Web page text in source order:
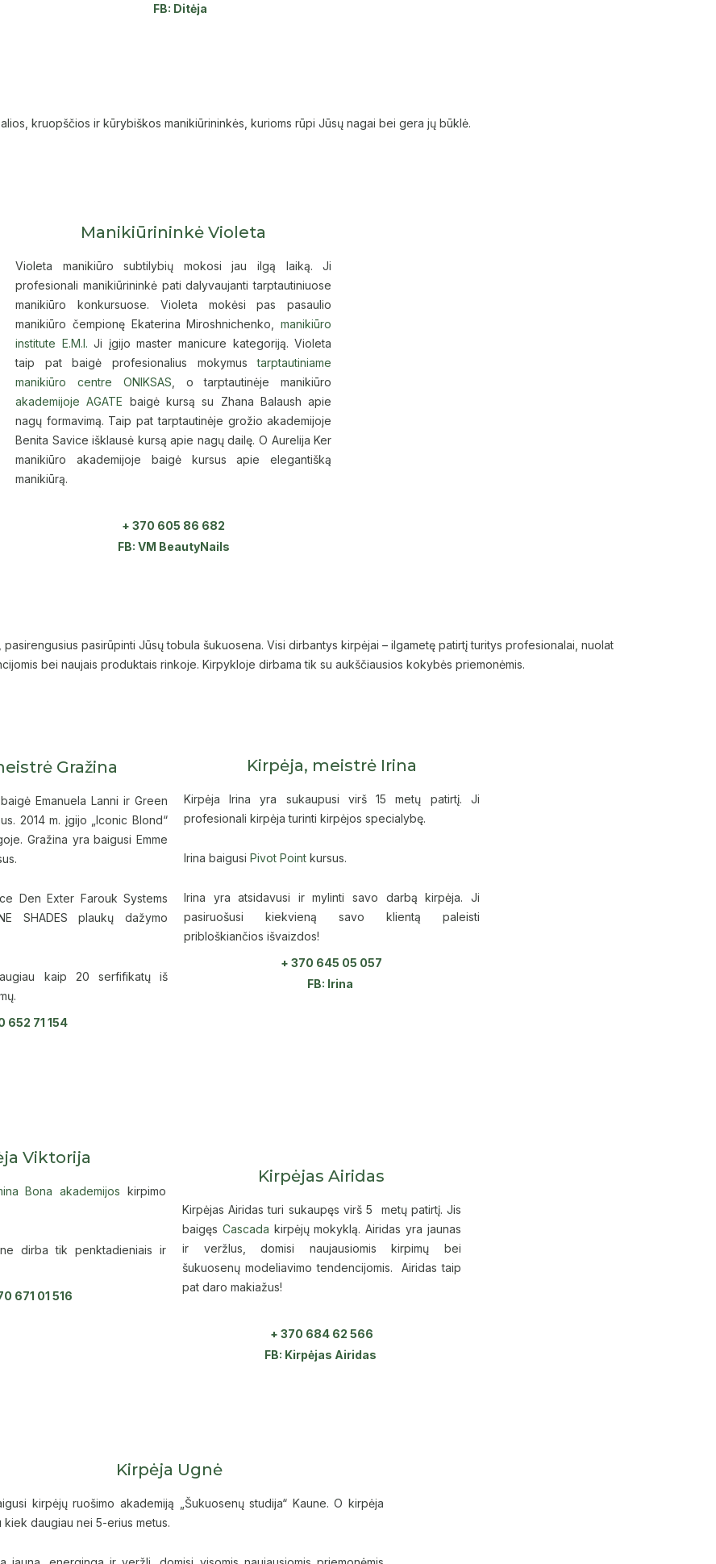
FB: Ditėja
kruopščios ir kūrybiškos manikiūrininkės, kurioms rūpi Jūsų nagai bei gera jų būklė.
Manikiūrininkė Violeta
Violeta manikiūro subtilybių mokosi jau ilgą laiką. Ji
profesionali manikiūrininkė pati dalyvaujanti tarptautiniuose
manikiūro konkursuose. Violeta mokėsi pas pasaulio
manikiūro čempionę Ekaterina Miroshnichenko,
manikiūro
institute E.M.I. Ji įgijo master manicure kategoriją. Violeta
taip pat baigė profesionalius mokymustarptautiniame
manikiūro centre ONIKSAS , o tarptautinėje manikiūro
akademijoje AGATE baigė kursą su Zhana Balaush apie
nagų formavimą. Taip pat tarptautinėje grožio akademijoje
Benita Savice išklausė kursą apie nagų dailę. O Aurelija Ker
manikiūro akademijoje baigė kursus apie elegantišką
manikiūrą.
+ 370 605 86 682
FB: VM BeautyNails
pasirūpinti Jūsų tobula šukuosena. Visi dirbantys kirpėjai – ilgametę patirtį turitys profesionalai, nuolat
bei naujais produktais rinkoje. Kirpykloje dirbama tik su aukščiausios kokybės priemonėmis.
Gražina
Emanuela Lanni ir Green
2014 m. įgijo „Iconic Blond“
Gražina yra baigusi Emme
Den Exter Farouk Systems
SHADES plaukų dažymo
kaip 20 serfifikatų iš
652 71 154
Kirpėja, meistrė Irina
Kirpėja Irina yra sukaupusi virš 15 metų patirtį. Ji
profesionali kirpėja turinti kirpėjos specialybę.
Irina baigusi Pivot Pointkursus.
Irina yra atsidavusi ir mylinti savo darbą kirpėja. Ji
pasiruošusi kiekvieną savo klientą paleisti
pribloškiančios išvaizdos!
+ 370 645 05 057
FB: Irina
Viktorija
Bona akademijos kirpimo
dirba tik penktadieniais ir
671 01 516
Kirpėjas Airidas
Kirpėjas Airidas turi sukaupęs virš 5 metų patirtį. Jis
baigęs Cascada kirpėjų mokyklą. Airidas yra jaunas
ir veržlus, domisi naujausiomis kirpimų bei
šukuosenų modeliavimo tendencijomis. Airidas taip
pat daro makiažus!
+ 370 684 62 566
FB: Kirpėjas Airidas
Kirpėja Ugnė
kirpėjų ruošimo akademiją „Šukuosenų studija“ Kaune. O kirpėja
kiek daugiau nei 5-erius metus.